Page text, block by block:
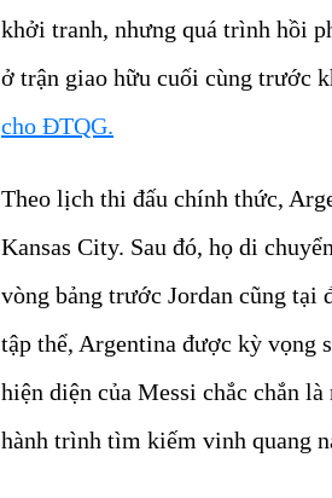
khởi tranh, nhưng quá trình hồi
ở trận giao hữu cuối cùng trước
cho ĐTQG.
Theo lịch thi đấu chính thức,
Kansas City. Sau đó, họ di
vòng bảng trước Jordan cũng
tập thể, Argentina được kỳ vọng
hiện diện của Messi chắc chắn
hành trình tìm kiếm vinh quang